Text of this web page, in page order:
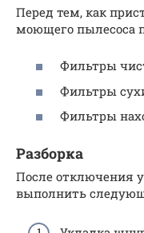
Перед тем, как
моющего пылесоса
Фильтры
Фильтры
Фильтры
Разборка
После отключения
выполнить